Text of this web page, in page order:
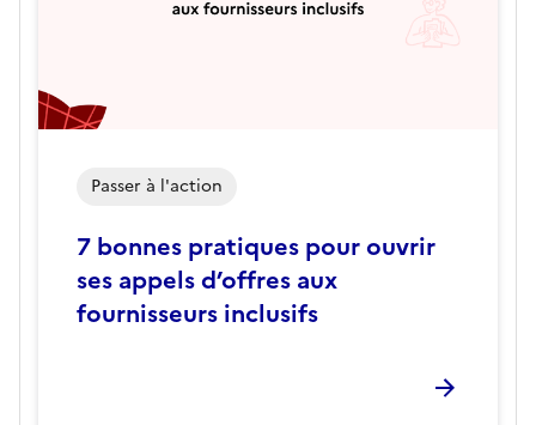
7 bonnes pratiques pour ouvrir
ses appels d’offres aux
fournisseurs inclusifs
Passer à l'action